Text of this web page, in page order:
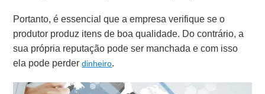
Portanto, é essencial que a empresa verifique se o
produtor produz itens de boa qualidade. Do contrário, a
sua própria reputação pode ser manchada e com isso
ela pode perderdinheiro.